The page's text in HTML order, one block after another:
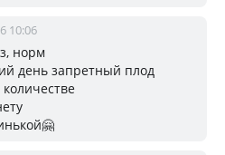
10:06
норм
день запретный плод